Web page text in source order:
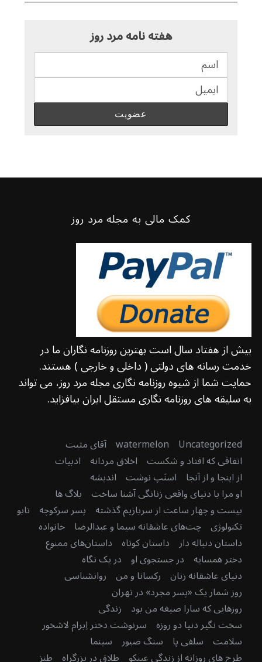
هفته نامه مرد روز
کمک مالی به مجله مرد روز
بیش از هفتاد سال است بهترین روزنامه نگاران ما در
خدمت رسانه های دولتی ( داخلی و خارجی ) هستند.
حمایت شما از شیوه روزنامه نگاری مجله مرد روز، می تواند
به سلیقه های روزنامه نگاری مستقل ایران بیافزاید.
Uncategorized
watermelon آقای مثبت
اتفاقی که افتاد و شکست اخلاق مردانه ادبیات
از اینجا و از آنجا اسنَپ نوشت اندیشه
او مرا با دنیای واقعی زنانگی آشنا ساخت بلاگ ها
بیست و چهار ساعت از سربازیم گذشته پسر سرکوچه تابو
تکنولوژی چت‌های عاشقانه سیما و عبدالرضا خانواده
داستان دنباله دار داستان کوتاه داستان‌های ممنوع
دختر همسایه در جستجوی او در یک نگاه
دنیای عاشقانه زنان رکسانا و من روانشناسی
روز شمار یک «پسر مجرد» در تهران
روزهایی که سارا صیغه من بود زندگی
سخت نگیر دنیا دو روزه سرنوشت دختر اِبرام لاشخور
سلامت سلفی پا سنگ صبور سینما